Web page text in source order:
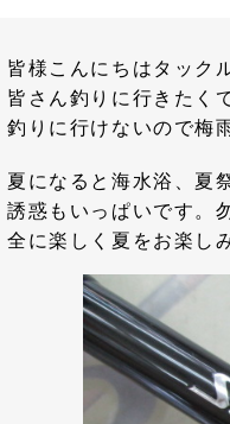
皆様こんにちはタック
皆さん釣りに行きたく
釣りに行けないので梅
夏になると海水浴、夏
誘惑もいっぱいです。
全に楽しく夏をお楽し